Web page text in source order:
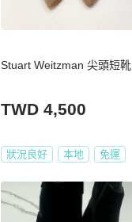
Stuart Weitzman 尖頭短靴
TWD 4,500
狀況良好 本地 免運